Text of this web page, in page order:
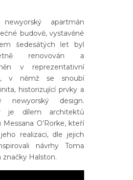
apartmán
budově, vystavěné
šedesátých let byl
renovován a
v reprezentativní
v němž se snoubí
historizující prvky a
newyorský design.
je dílem architektů
Messana O’Rorke, kteří
realizaci, dle jejich
návrhy Toma
značky Halston.